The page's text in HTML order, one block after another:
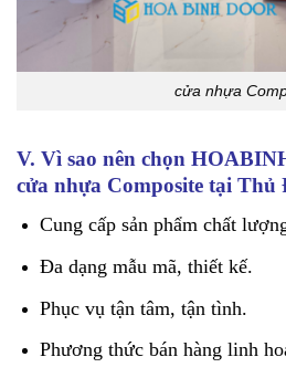
cửa nhựa
V. Vì sao nên chọn
cửa nhựa Composite tại Thủ
Cung cấp sản phẩm chất
Đa dạng mẫu mã, thiết kế.
Phục vụ tận tâm, tận tình.
Phương thức bán hàng linh